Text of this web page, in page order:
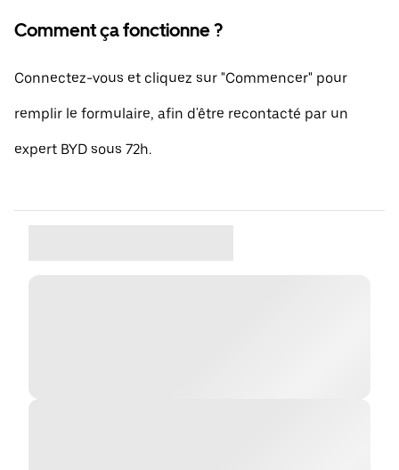
Comment ça fonctionne ?
Connectez-vous et cliquez sur "Commencer" pour
remplir le formulaire, afin d'être recontacté par un
expert BYD sous 72h.